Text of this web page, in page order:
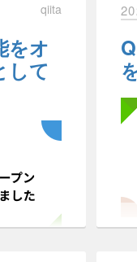
更について
囲で、広告の視認性
ユーザーに対して、記
ら記事の上部に変更す
ーラボ
エスケ
スマート
（カラマ
の
そ
施いたし
解いた
、03:00
だ
こ
プ
容
さ
qiita
をオ
して